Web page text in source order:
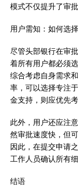
模式不仅提升了审
用户需知：如何选
尽管头部银行在审
着所有用户都必须
综合考虑自身需求
率，可以选择专注
金支持，则应优先
此外，用户还应注
然审批速度快，但
因此，在提交申请
工作人员确认所有细
结语